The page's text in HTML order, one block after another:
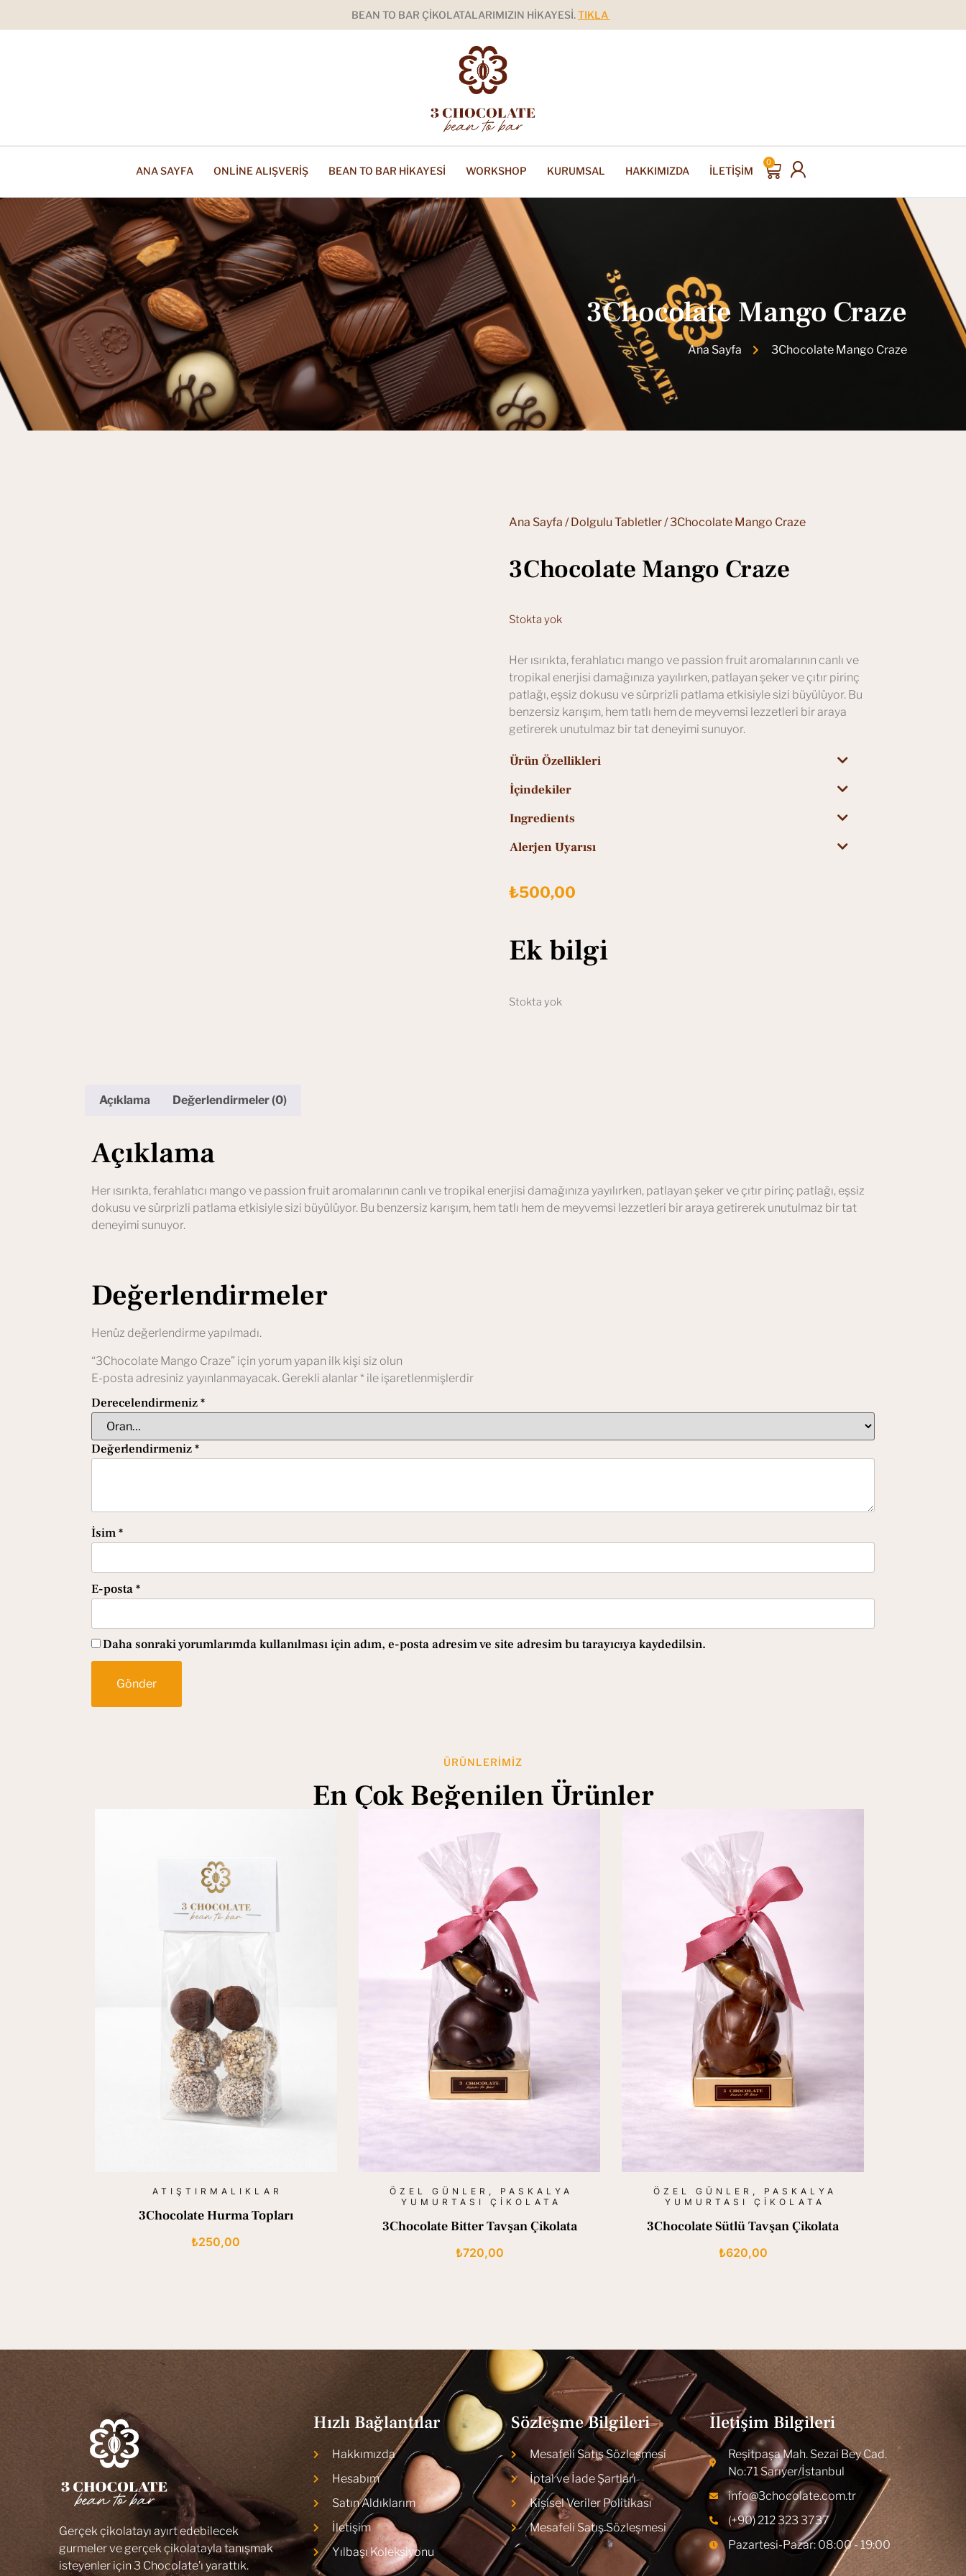
BEAN TO BAR ÇIKOLATALARIMIZIN HIKAYESI.TIKLA
ANA SAYFA ONLINE ALIŞVERIŞ BEAN TO BAR HIKAYESI WORKSHOP KURUMSAL HAKKIMIZDA İLETIŞIM
0
3Chocolate Mango Craze
Ana Sayfa 3Chocolate Mango Craze
Ana Sayfa /Dolgulu Tabletler/ 3Chocolate Mango Craze
3Chocolate Mango Craze
Stokta yok
Her ısırıkta, ferahlatıcı mango ve passion fruit aromalarının canlı ve
tropikal enerjisi damağınıza yayılırken, patlayan şeker ve çıtır pirinç
patlağı, eşsiz dokusu ve sürprizli patlama etkisiyle sizi büyülüyor. Bu
benzersiz karışım, hem tatlı hem de meyvemsi lezzetleri bir araya
getirerek unutulmaz bir tat deneyimi sunuyor.
Ürün Özellikleri
İçindekiler
Ingredients
Alerjen Uyarısı
₺500,00
Ek bilgi
Stokta yok
Açıklama Değerlendirmeler (0)
Açıklama
Her ısırıkta, ferahlatıcı mango ve passion fruit aromalarının canlı ve tropikal enerjisi damağınıza yayılırken, patlayan şeker ve çıtır pirinç patlağı, eşsiz
dokusu ve sürprizli patlama etkisiyle sizi büyülüyor. Bu benzersiz karışım, hem tatlı hem de meyvemsi lezzetleri bir araya getirerek unutulmaz bir tat
deneyimi sunuyor.
Değerlendirmeler
Henüz değerlendirme yapılmadı.
“3Chocolate Mango Craze” için yorum yapan ilk kişi siz olun
E-posta adresiniz yayınlanmayacak. Gerekli alanlar* ile işaretlenmişlerdir
Derecelendirmeniz*
Değerlendirmeniz*
İsim*
E-posta*
Daha sonraki yorumlarımda kullanılması için adım, e-posta adresim ve site adresim bu tarayıcıya kaydedilsin.
ÜRÜNLERIMIZ
En Çok Beğenilen Ürünler
ATIŞTIRMALIKLAR
3Chocolate Hurma Topları
₺250,00
ÖZEL GÜNLER , PASKALYA
YUMURTASI ÇIKOLATA
3Chocolate Bitter Tavşan Çikolata
₺720,00
ÖZEL GÜNLER , PASKALYA
YUMURTASI ÇIKOLATA
3Chocolate Sütlü Tavşan Çikolata
₺620,00
Gerçek çikolatayı ayırt edebilecek
gurmeler ve gerçek çikolatayla tanışmak
isteyenler için 3 Chocolate’ı yarattık.
Hızlı Bağlantılar
Hakkımızda
Hesabım
Satın Aldıklarım
İletişim
Yılbaşı Koleksiyonu
Sözleşme Bilgileri
Mesafeli Satış Sözleşmesi
İptal ve İade Şartları
Kişisel Veriler Politikası
Mesafeli Satış Sözleşmesi
İletişim Bilgileri
Reşitpaşa Mah. Sezai Bey Cad.
No:71 Sarıyer/İstanbul
info@3chocolate.com.tr
(+90) 212 323 3737
Pazartesi-Pazar: 08:00 - 19:00